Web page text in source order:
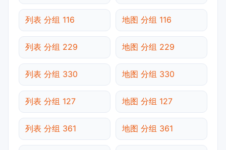
列表 分组 116 地图 分组 116
列表 分组 229 地图 分组 229
列表 分组 330 地图 分组 330
列表 分组 127 地图 分组 127
列表 分组 361 地图 分组 361